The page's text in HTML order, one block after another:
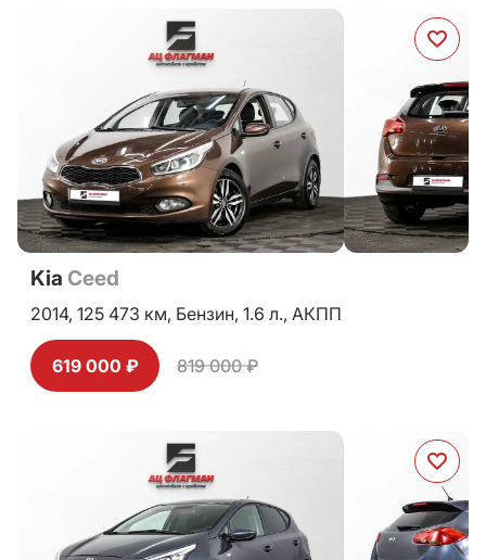
Kia Ceed
2014, 125 473 км, Бензин, 1.6 л., АКПП
619 000 ₽ 819 000 ₽